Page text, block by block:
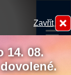
Zavřít
14. 08.